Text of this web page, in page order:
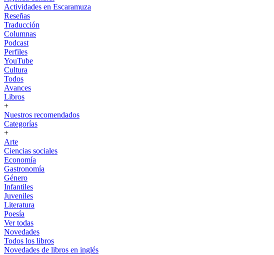
Actividades en Escaramuza
Reseñas
Traducción
Columnas
Podcast
Perfiles
YouTube
Cultura
Todos
Avances
Libros
+
Nuestros recomendados
Categorías
+
Arte
Ciencias sociales
Economía
Gastronomía
Género
Infantiles
Juveniles
Literatura
Poesía
Ver todas
Novedades
Todos los libros
Novedades de libros en inglés